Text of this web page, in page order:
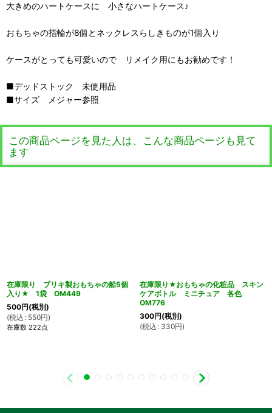
大きめのハートケースに 小さなハートケース♪
おもちゃの指輪が8個とネックレスらしきものが1個入り
ケースがとっても可愛いので リメイク用にもお勧めです！
■デッドストック 未使用品
■サイズ メジャー参照
この商品ページを見た人は、こんな商品ページも見て
ます
在庫限り ブリキ製おもちゃの船5個
入り★ 1袋 OM449
500円(税別)
(税込 : 550円)
在庫数 222点
在庫限り★おもちゃの化粧品 スキン
ケアボトル ミニチュア 各色
OM776
300円(税別)
(税込 : 330円)